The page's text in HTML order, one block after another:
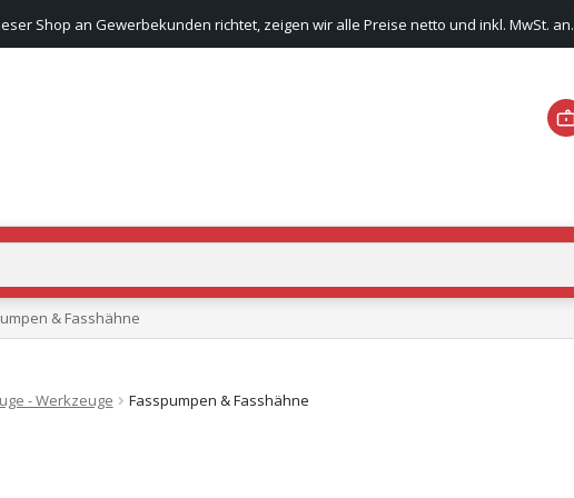
Shop an Gewerbekunden richtet, zeigen wir alle Preise netto und inkl. MwSt. an.
& Fasshähne
- Werkzeuge Fasspumpen & Fasshähne